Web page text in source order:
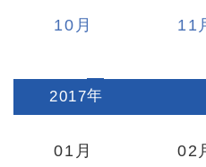
10
11
2017:
01 02